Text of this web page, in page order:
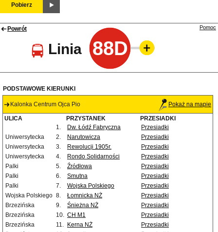
Pobierz
Powrót
Linia 88D
Pomoc
PODSTAWOWE KIERUNKI
Kalonka Centrum Ojca Pio Pokaż na mapie
ULICA PRZYSTANEK
PRZESIADKI
1.
Dw. Łódź Fabryczna
Przesiadki
Uniwersytecka
2. Narutowicza
Przesiadki
Uniwersytecka
3. Rewolucji 1905r.
Przesiadki
Uniwersytecka
4. Rondo Solidarności
Przesiadki
Palki
5. Źródłowa
Przesiadki
Palki
6. Smutna
Przesiadki
Palki
7. Wojska Polskiego
Przesiadki
Wojska Polskiego 8. Łomnicka NŻ
Przesiadki
Brzezińska
9. Śnieżna NŻ
Przesiadki
Brzezińska
10. CH M1
Przesiadki
Brzezińska
11. Kerna NŻ
Przesiadki